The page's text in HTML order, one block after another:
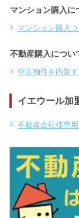
マンション購入に
マンション購入
不動産購入につい
中古物件を内覧
イエウール加
不動産会社様専用